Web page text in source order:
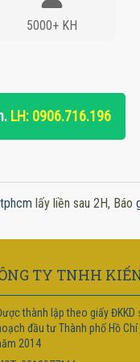
5000+ KH
LH: 0906.716.196
lấy liền sau 2H, Báo
TY TNHH
thành lập theo giấy ĐKKD
đầu tư Thành phố Hồ
2014